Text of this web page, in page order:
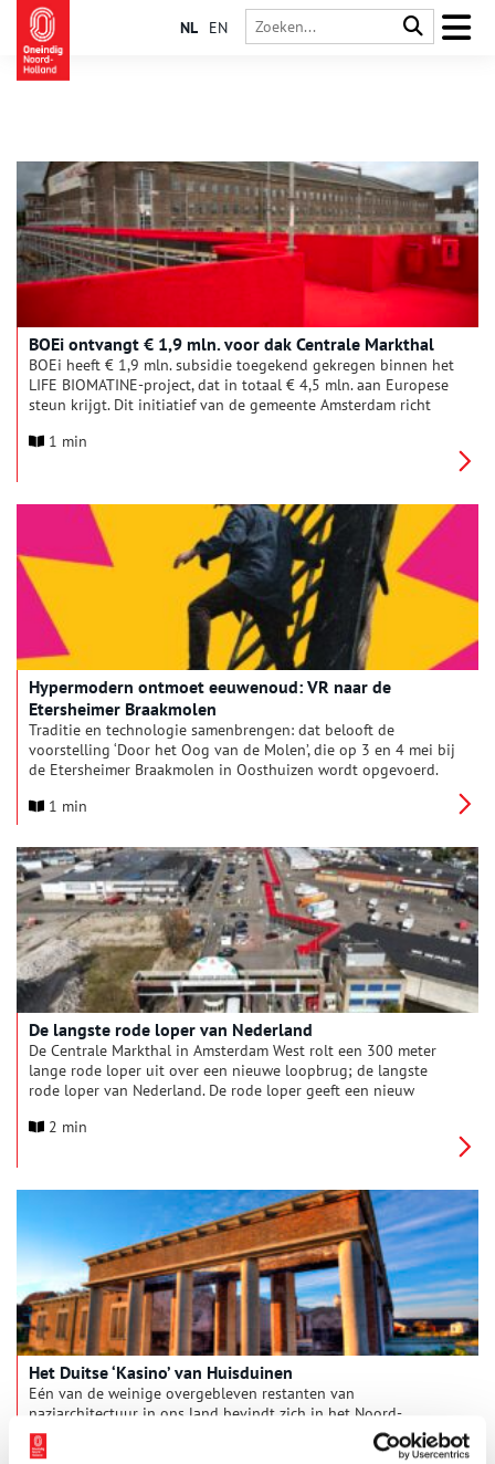
NL EN
BOEi ontvangt € 1,9 mln. voor dak Centrale Markthal
BOEi heeft € 1,9 mln. subsidie toegekend gekregen binnen het
LIFE BIOMATINE-project, dat in totaal € 4,5 mln. aan Europese
steun krijgt. Dit initiatief van de gemeente Amsterdam richt
biobased materialen. De Centrale Markthal is een van de twee
restauratie en verduurzaming van het dak van de Markthal dat
dringend gerestaureerd moet worden.
1 min
Hypermodern ontmoet eeuwenoud: VR naar de
Etersheimer Braakmolen
Traditie en technologie samenbrengen: dat belooft de
voorstelling ‘Door het Oog van de Molen’, die op 3 en 4 mei bij
de Etersheimer Braakmolen in Oosthuizen wordt opgevoerd.
drones aan het publiek gepresenteerd door theatermakers van
een samenwerking tussen het Erfgoedspektakel van BOEi en
De Hollandsche Molen.
1 min
De langste rode loper van Nederland
De Centrale Markthal in Amsterdam West rolt een 300 meter
lange rode loper uit over een nieuwe loopbrug; de langste
rode loper van Nederland. De rode loper geeft een nieuw
BOEi bedacht om de Centrale Markthal meer bij de stad te
2 min
Het Duitse ‘Kasino’ van Huisduinen
Eén van de weinige overgebleven restanten van
naziarchitectuur in ons land bevindt zich in het Noord-
Hollandse Huisduinen. Het kustplaatsje maakte tijdens de
Tweede Wereldoorlog deel uit van de Atlantikwall, een door de